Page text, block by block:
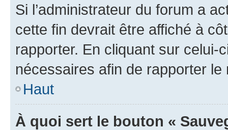
Si l’administrateur du forum a
cette fin devrait être affiché à
rapporter. En cliquant sur
nécessaires afin de rapporter le
Haut
À quoi sert le bouton «